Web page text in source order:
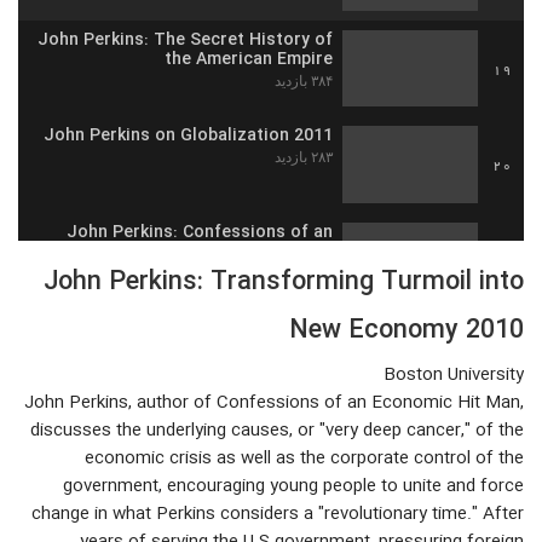
19
John Perkins: The Secret History of
the American Empire
۳۸۴ بازدید
20
John Perkins on Globalization 2011
۲۸۳ بازدید
John Perkins: Confessions of an
Yours to Repay) 2012
۲۷۶ بازدید
John Perkins: America's Secret
23
مستند Four Horsemen (2012)
مستند Peace, Propaganda & the
John Perkins: Transforming Turmoil into
New Economy 2010
Boston University
John Perkins, author of Confessions of an Economic Hit Man,
discusses the underlying causes, or "very deep cancer," of the
economic crisis as well as the corporate control of the
government, encouraging young people to unite and force
change in what Perkins considers a "revolutionary time." After